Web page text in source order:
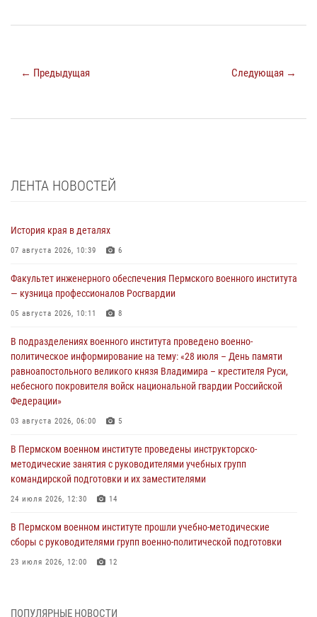
← Предыдущая Следующая →
ЛЕНТА НОВОСТЕЙ
История края в деталях
07 августа 2026, 10:39 6
Факультет инженерного обеспечения Пермского военного института
— кузница профессионалов Росгвардии
05 августа 2026, 10:11 8
В подразделениях военного института проведено военно-
политическое информирование на тему: «28 июля – День памяти
равноапостольного великого князя Владимира – крестителя Руси,
небесного покровителя войск национальной гвардии Российской
Федерации»
03 августа 2026, 06:00 5
В Пермском военном институте проведены инструкторско-
методические занятия с руководителями учебных групп
командирской подготовки и их заместителями
24 июля 2026, 12:30 14
В Пермском военном институте прошли учебно-методические
сборы с руководителями групп военно-политической подготовки
23 июля 2026, 12:00 12
ПОПУЛЯРНЫЕ НОВОСТИ